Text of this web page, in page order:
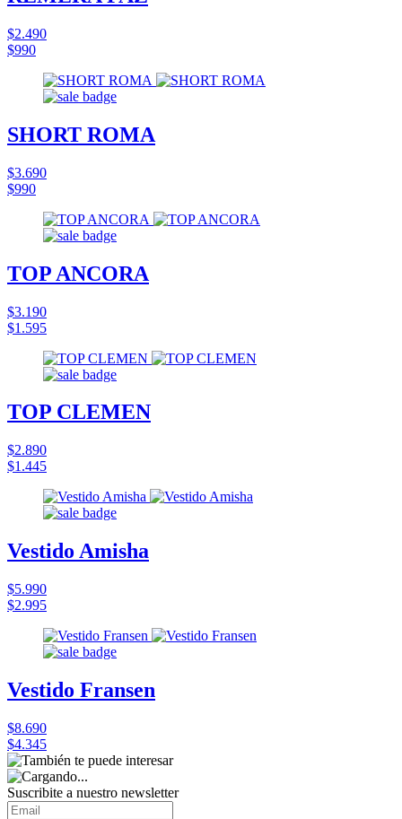
$2.490
$990
SHORT ROMA
$3.690
$990
TOP ANCORA
$3.190
$1.595
TOP CLEMEN
$2.890
$1.445
Vestido Amisha
$5.990
$2.995
Vestido Fransen
$8.690
$4.345
Suscribite a nuestro newsletter